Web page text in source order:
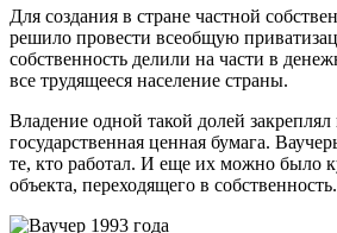
Для создания в стране частной
решило провести всеобщую
собственность делили на части в
все трудящееся население страны.
Владение одной такой долей
государственная ценная бумага.
те, кто работал. И еще их можно было
объекта, переходящего в собственность.